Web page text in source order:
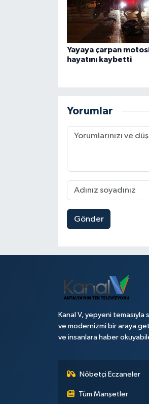
Yayaya çarpan
hayatını kaybetti
Yorumlar
Gönder
Kanal V, yepyeni
ve modernizmi bir araya
ve insanlara haber
Nöbetçi Eczaneler
Tüm Manşetler